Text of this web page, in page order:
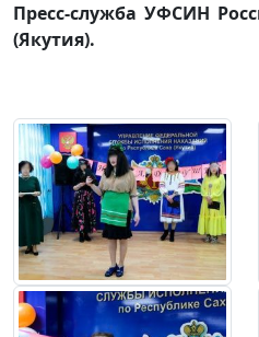
Пресс-служба УФСИН
(Якутия).